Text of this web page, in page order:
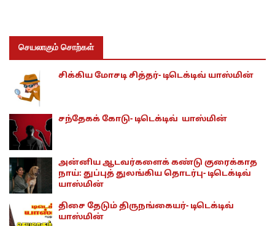
செயலாகும் சொற்கள்
சிக்கிய மோசடி சித்தர்- டிடெக்டிவ் யாஸ்மின்
சந்தேகக் கோடு- டிடெக்டிவ் யாஸ்மின்
அன்னிய ஆடவர்களைக் கண்டு குரைக்காத
நாய்: துப்புத் துலங்கிய தொடர்பு- டிடெக்டிவ்
யாஸ்மின்
திசை தேடும் திருநங்கையர்- டிடெக்டிவ்
யாஸ்மின்